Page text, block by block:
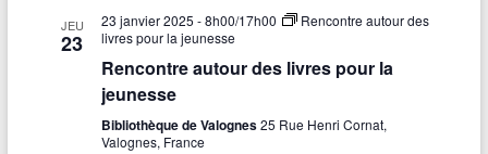
JEU
23
23 janvier 2025 - 8h00/17h00
Rencontre autour des
livres pour la jeunesse
Rencontre autour des livres pour la
jeunesse
Bibliothèque de Valognes25 Rue Henri Cornat,
Valognes, France